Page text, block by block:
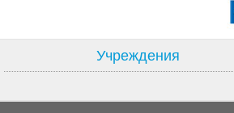
Учреждения